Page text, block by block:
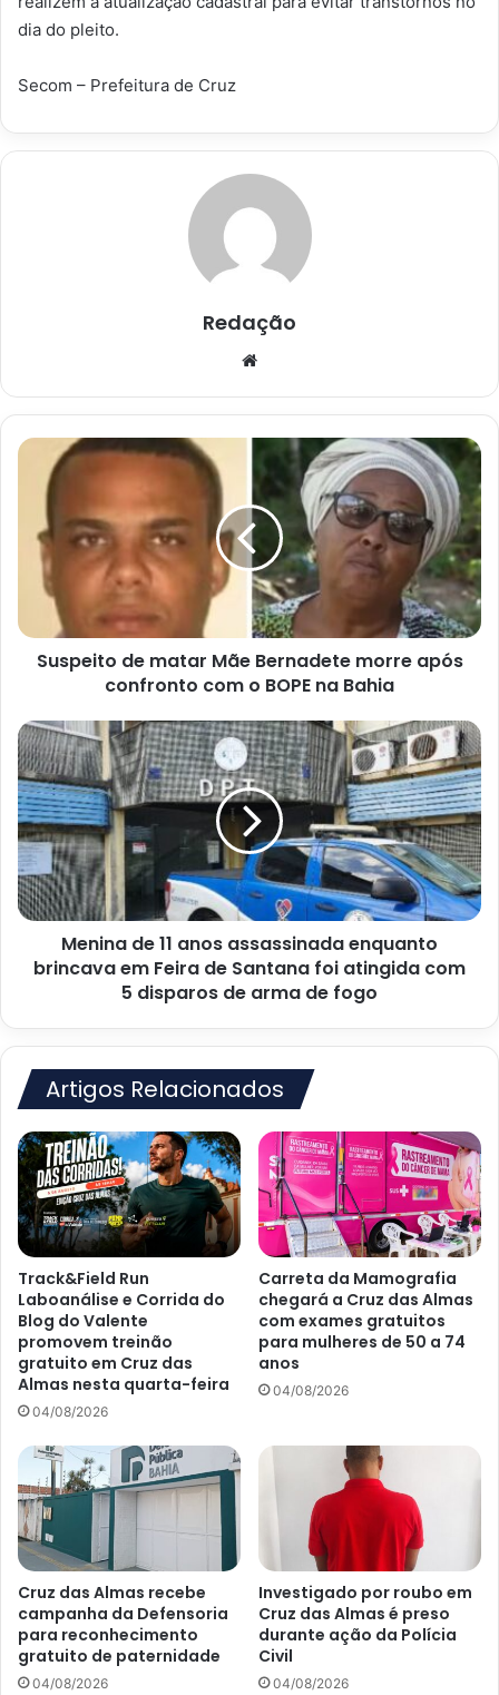
dia do pleito.
Secom – Prefeitura de Cruz
Redação
Suspeito
matar
Mãe
Bernadete
morre
após
confronto
com
Bahia
Suspeito de matar Mãe Bernadete morre após
confronto com o BOPE na Bahia
Menina
de
11
anos
assassinada
enquanto
brincava
em
Feira
Santana
disparos
de
arma
de
fogo
Menina de 11 anos assassinada enquanto
brincava em Feira de Santana foi atingida com
5 disparos de arma de fogo
Artigos Relacionados
Track&Field Run
Laboanálise e Corrida do
Blog do Valente
promovem treinão
gratuito em Cruz das
Almas nesta quarta-feira
04/08/2026
Carreta da Mamografia
chegará a Cruz das Almas
com exames gratuitos
para mulheres de 50 a 74
anos
04/08/2026
Cruz das Almas recebe
campanha da Defensoria
para reconhecimento
gratuito de paternidade
04/08/2026
Investigado por roubo em
Cruz das Almas é preso
durante ação da Polícia
Civil
04/08/2026